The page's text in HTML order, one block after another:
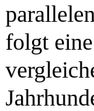
folgt